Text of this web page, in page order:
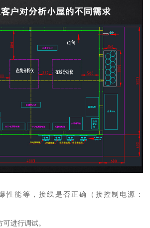
性能等，接线是否正确（接控制电源：
进行调试。